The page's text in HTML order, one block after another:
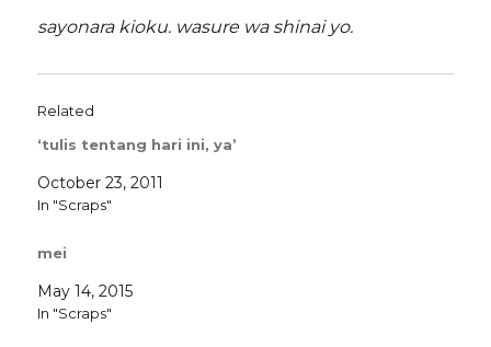
sayonara kioku. wasure wa shinai yo.
Related
‘tulis tentang hari ini, ya’
October 23, 2011
In "Scraps"
mei
May 14, 2015
In "Scraps"